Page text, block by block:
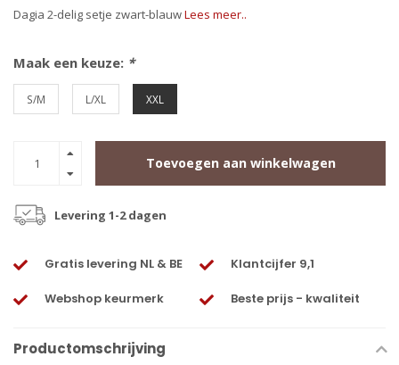
Dagia 2-delig setje zwart-blauwLees meer..
Maak een keuze: *
S/M L/XL XXL
Toevoegen aan winkelwagen
Levering 1-2 dagen
Gratis levering NL & BE Klantcijfer 9,1
Webshop keurmerk Beste prijs - kwaliteit
Productomschrijving